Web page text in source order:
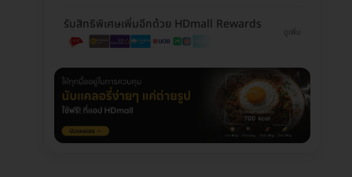
รับสิทธิพิเศษเพิ่มอีกด้วย HDmall Rewards
ดูเพิ่ม